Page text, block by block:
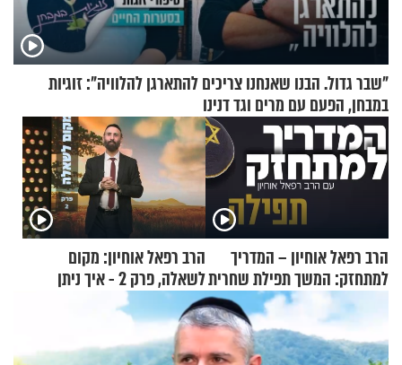
"שבר גדול. הבנו שאנחנו צריכים להתארגן להלוויה": זוגיות
במבחן, הפעם עם מרים וגד דנינו
הרב רפאל אוחיון – המדריך
למתחזק: המשך תפילת שחרית
מאשרי ועד עלינו
הרב רפאל אוחיון: מקום
לשאלה, פרק 2 - איך ניתן
להוכיח שהתורה משמיים?